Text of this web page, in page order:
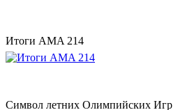
Итоги AMA 214
Символ летних Олимпийских Игр